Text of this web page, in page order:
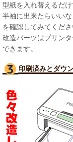
型紙を入れ替えるだ
半袖に出来たらいい
を確認してみてくださ
改造パーツはプリン
できます。
印刷済みとダウ